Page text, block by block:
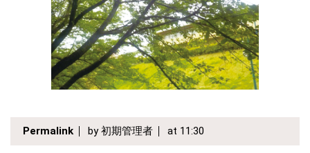
Permalink by 初期管理者 at 11:30